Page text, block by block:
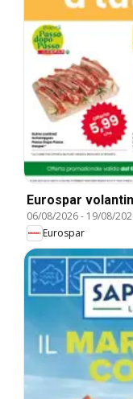
Eurospar
06/08/2026- 19/08/
Eurospar